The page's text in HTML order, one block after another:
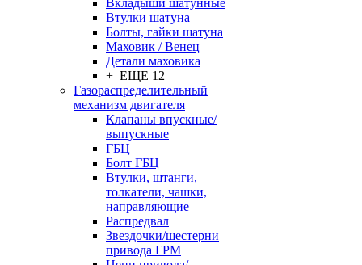
Вкладыши шатунные
Втулки шатуна
Болты, гайки шатуна
Маховик / Венец
Детали маховика
+ ЕЩЕ 12
Газораспределительный
механизм двигателя
Клапаны впускные/
выпускные
ГБЦ
Болт ГБЦ
Втулки, штанги,
толкатели, чашки,
направляющие
Распредвал
Звездочки/шестерни
привода ГРМ